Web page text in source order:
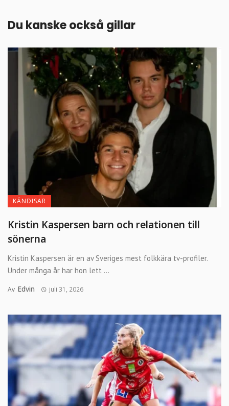
Du kanske också gillar
KÄNDISAR
Kristin Kaspersen barn och relationen till
sönerna
Kristin Kaspersen är en av Sveriges mest folkkära tv-profiler.
Under många år har hon lett ...
Av Edvin juli 31, 2026